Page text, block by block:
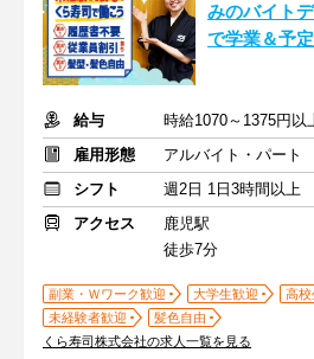
みのバイト
で学業＆予
給与
時給1070～1375円
雇用形態
アルバイト・パート
シフト
週2日 1日3時間以上
アクセス
鹿児駅
徒歩7分
副業・Ｗワーク歓迎 大学生歓迎
高校
未経験者歓迎
髪色自由
くら寿司株式会社の求人一覧を見る